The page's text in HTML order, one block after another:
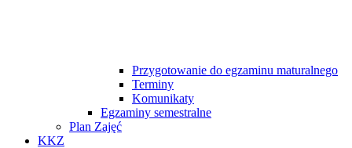
Przygotowanie do egzaminu maturalnego
Terminy
Komunikaty
Egzaminy semestralne
Plan Zajęć
KKZ